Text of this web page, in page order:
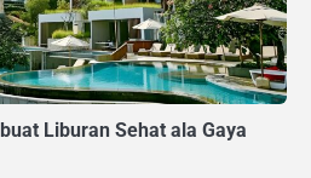
Liburan Sehat ala Gaya